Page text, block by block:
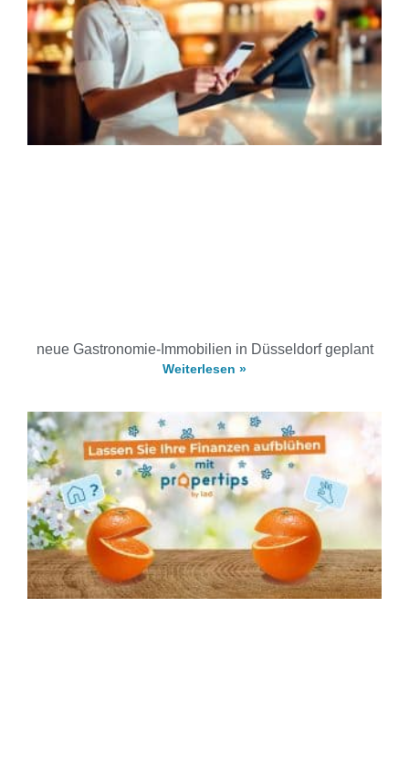
neue Gastronomie-Immobilien in Düsseldorf geplant
Weiterlesen »